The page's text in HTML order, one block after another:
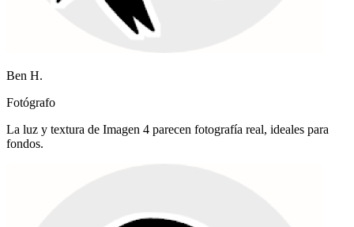
Fotógrafo
La luz y textura de Imagen 4 parecen fotografía real, ideales para